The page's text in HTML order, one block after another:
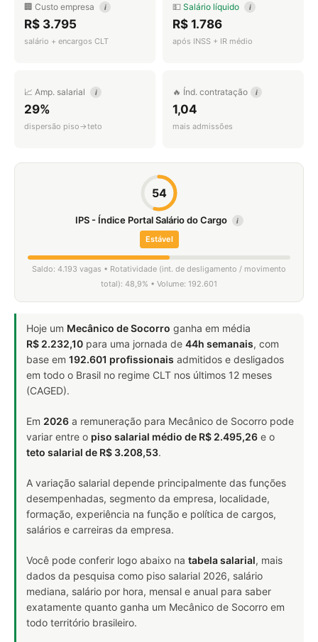
🏢 Custo empresa i
R$ 3.795
salário + encargos CLT
💵 Salário líquido i
R$ 1.786
após INSS + IR médio
📈 Amp. salarial i
29%
dispersão piso→teto
🔥 Índ. contratação i
1,04
mais admissões
54
IPS - Índice Portal Salário do Cargo i
Estável
Saldo: 4.193 vagas • Rotatividade (int. de desligamento / movimento
total): 48,9% • Volume: 192.601
Hoje um Mecânico de Socorro ganha em média
R$ 2.232,10 para uma jornada de 44h semanais, com
base em 192.601 profissionais admitidos e desligados
em todo o Brasil no regime CLT nos últimos 12 meses
(CAGED).
Em 2026 a remuneração para Mecânico de Socorro pode
variar entre o piso salarial médio de R$ 2.495,26 e o
teto salarial de R$ 3.208,53.
A variação salarial depende principalmente das funções
desempenhadas, segmento da empresa, localidade,
formação, experiência na função e política de cargos,
salários e carreiras da empresa.
Você pode conferir logo abaixo na tabela salarial, mais
dados da pesquisa como piso salarial 2026, salário
mediana, salário por hora, mensal e anual para saber
exatamente quanto ganha um Mecânico de Socorro em
todo território brasileiro.